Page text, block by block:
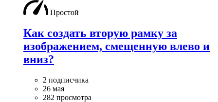
Простой
Как создать вторую рамку за
изображением, смещенную влево и
вниз?
2 подписчика
26 мая
282 просмотра